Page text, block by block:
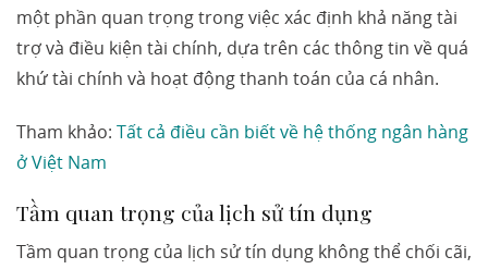
một phần quan trọng trong việc xác định khả năng tài
trợ và điều kiện tài chính, dựa trên các thông tin về quá
khứ tài chính và hoạt động thanh toán của cá nhân.
Tham khảo: Tất cả điều cần biết về hệ thống ngân hàng
ở Việt Nam
Tầm quan trọng của lịch sử tín dụng
Tầm quan trọng của lịch sử tín dụng không thể chối cãi,